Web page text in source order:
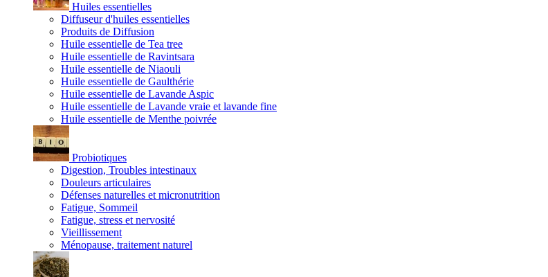
Huiles essentielles
Diffuseur d'huiles essentielles
Produits de Diffusion
Huile essentielle de Tea tree
Huile essentielle de Ravintsara
Huile essentielle de Niaouli
Huile essentielle de Gaulthérie
Huile essentielle de Lavande Aspic
Huile essentielle de Lavande vraie et lavande fine
Huile essentielle de Menthe poivrée
Probiotiques
Digestion, Troubles intestinaux
Douleurs articulaires
Défenses naturelles et micronutrition
Fatigue, Sommeil
Fatigue, stress et nervosité
Vieillissement
Ménopause, traitement naturel